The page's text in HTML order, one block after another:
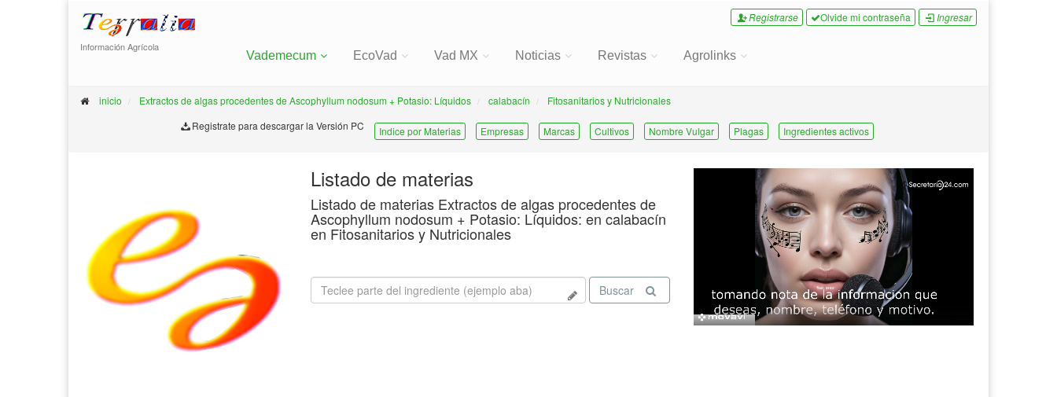
Información Agrícola
Registrarse Olvide mi contraseña Ingresar
Vademecum EcoVad Vad MX Noticias Revistas Agrolinks
inicio Extractos de algas procedentes de Ascophyllum nodosum + Potasio: Líquidos calabacín
Fitosanitarios y Nutricionales
Registrate para descargar la Versión PC
Indice por Materias Empresas Marcas Cultivos Nombre Vulgar Plagas Ingredientes activos
Listado de materias
Listado de materias Extractos de algas procedentes de
Ascophyllum nodosum + Potasio: Líquidos: en calabacín
en Fitosanitarios y Nutricionales
Buscar